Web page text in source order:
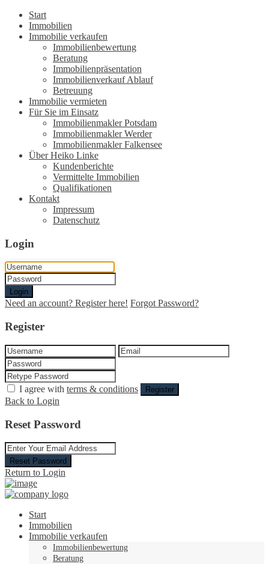
Start
Immobilien
Immobilie verkaufen
Immobilienbewertung
Beratung
Immobilienpräsentation
Immobilienverkauf Ablauf
Betreuung
Immobilie vermieten
Für Sie im Einsatz
Immobilienmakler Potsdam
Immobilienmakler Werder
Immobilienmakler Falkensee
Über Heiko Linke
Kundenberichte
Vermittelte Immobilien
Qualifikationen
Kontakt
Impressum
Datenschutz
Login
Login
Need an account? Register here! Forgot Password?
Register
I agree with terms & conditions Register
Back to Login
Reset Password
Reset Password
Return to Login
Start
Immobilien
Immobilie verkaufen
Immobilienbewertung
Beratung